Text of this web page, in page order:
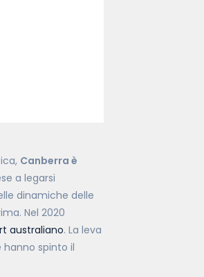
Canberra è
a legarsi
dinamiche delle
Nel 2020
australiano. La leva
hanno spinto il